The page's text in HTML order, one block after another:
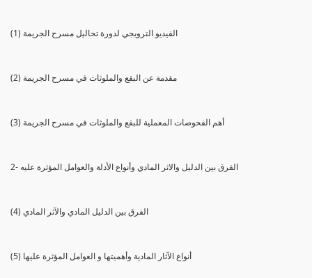
(1) الفيديو الترويجي لدورة تحاليل مسرح الجريمة
(2) مقدمة عن البقع والملوثات في مسرح الجريمة
(3) أهم الفحوصات المعملية للبقع والملوثات في مسرح الجريمة
2- الفرق بين الدليل والاثر المادي وأنواع الأدلة والعوامل المؤثرة عليه
(4) الفرق بين الدليل المادي والآثر المادي
(5) أنواع الآثار المادية وأهميتها و العوامل المؤثرة عليها